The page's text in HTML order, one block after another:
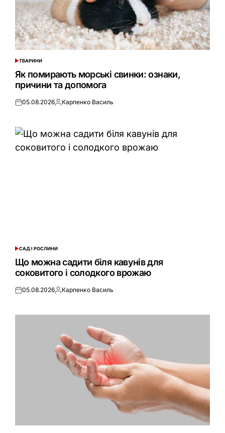
ОПУБЛІКУВАТИ
У
ТВАРИНИ
Як помирають морські свинки: ознаки,
причини та допомога
Оприлюднено
05.08.2026Опубліковано
Карпенко Василь
ОПУБЛІКУВАТИ
У
САД І РОСЛИНИ
Що можна садити біля кавунів для
соковитого і солодкого врожаю
Оприлюднено
05.08.2026Опубліковано
Карпенко Василь